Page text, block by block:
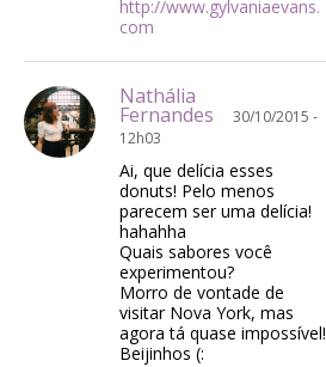
http://www.gylvaniaevans.
com
Nathália
Fernandes
30/10/2015 -
12h03
Ai, que delícia esses
donuts! Pelo menos
parecem ser uma delícia!
hahahha
Quais sabores você
experimentou?
Morro de vontade de
visitar Nova York, mas
agora tá quase impossível!
Beijinhos (: